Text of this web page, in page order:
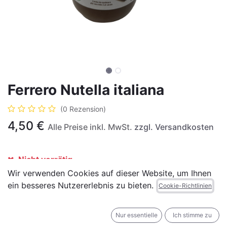
Ferrero Nutella italiana
(0 Rezension)
4,50 € Alle Preise inkl. MwSt. zzgl. Versandkosten
Nicht vorrätig
Erhalten Sie eine Benachrichtigung, wenn wieder
vorrätig
Für später speichern
Wir verwenden Cookies auf dieser Website, um Ihnen
ein besseres Nutzererlebnis zu bieten.
Cookie-Richtlinien
Nur essentielle Ich stimme zu